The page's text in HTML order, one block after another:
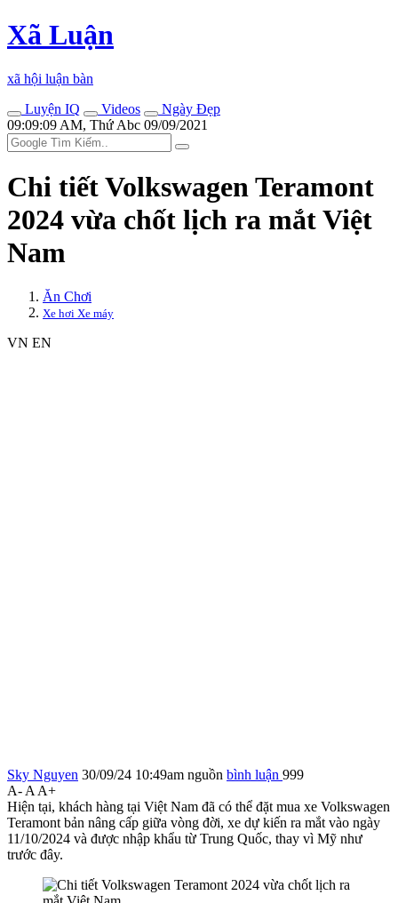
Xã Luận
xã hội luận bàn
Luyện IQ
Videos
Ngày Đẹp
09:09:09 AM, Thứ Abc 09/09/2021
Chi tiết Volkswagen Teramont
2024 vừa chốt lịch ra mắt Việt
Nam
Ăn Chơi
Xe hơi Xe máy
VN EN
Sky Nguyen 30/09/24 10:49am nguồn bình luận 999
A- A A+
Hiện tại, khách hàng tại Việt Nam đã có thể đặt mua xe Volkswagen
Teramont bản nâng cấp giữa vòng đời, xe dự kiến ra mắt vào ngày
11/10/2024 và được nhập khẩu từ Trung Quốc, thay vì Mỹ như
trước đây.